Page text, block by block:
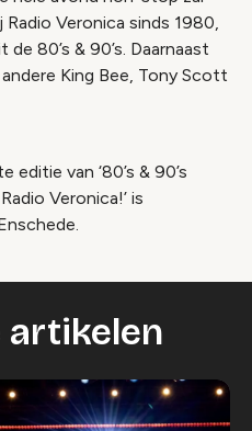
Veronica sinds 1980,
80’s & 90’s. Daarnaast
King Bee, Tony Scott
van ‘80’s & 90’s
Veronica!’ is
artikelen